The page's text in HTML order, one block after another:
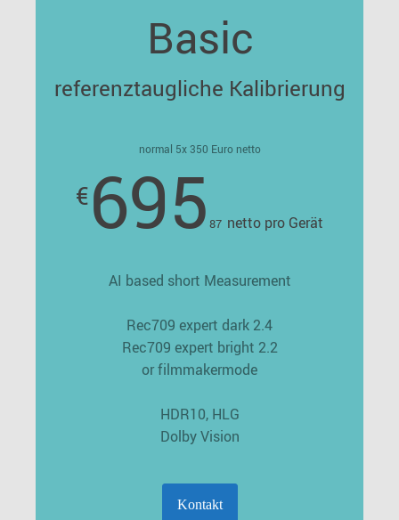
Basic
referenztaugliche Kalibrierung
AI based short Measurement
Rec709 expert dark 2.4
Rec709 expert bright 2.2
or filmmakermode
HDR10, HLG
Dolby Vision
normal 5x 350 Euro netto
€695 87 netto pro Gerät
Kontakt